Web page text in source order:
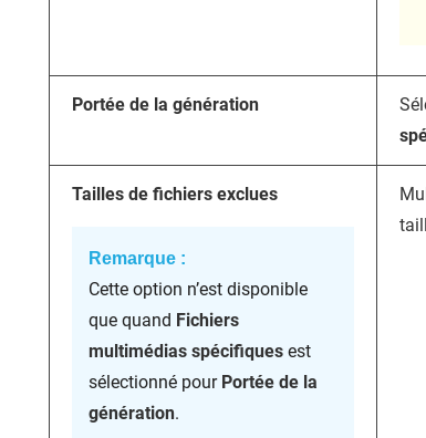
Portée de la génération
Tailles de fichiers exclues
Remarque :
Cette option n’est disponible
que quand Fichiers
multimédias spécifiques est
sélectionné pour Portée de la
génération.